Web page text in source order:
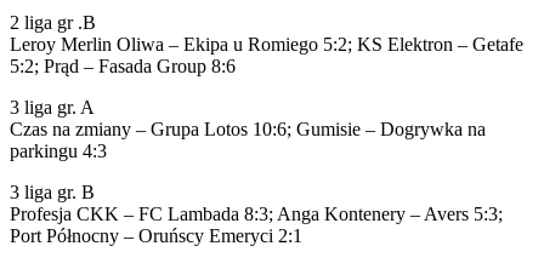
2 liga gr .B
Leroy Merlin Oliwa – Ekipa u Romiego 5:2; KS Elektron – Getafe
5:2; Prąd – Fasada Group 8:6
3 liga gr. A
Czas na zmiany – Grupa Lotos 10:6; Gumisie – Dogrywka na
parkingu 4:3
3 liga gr. B
Profesja CKK – FC Lambada 8:3; Anga Kontenery – Avers 5:3;
Port Północny – Oruńscy Emeryci 2:1